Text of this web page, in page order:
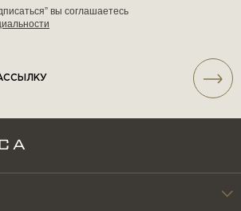
вы соглашаетесь